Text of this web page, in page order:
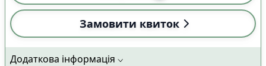
Замовити квиток
Додаткова інформація